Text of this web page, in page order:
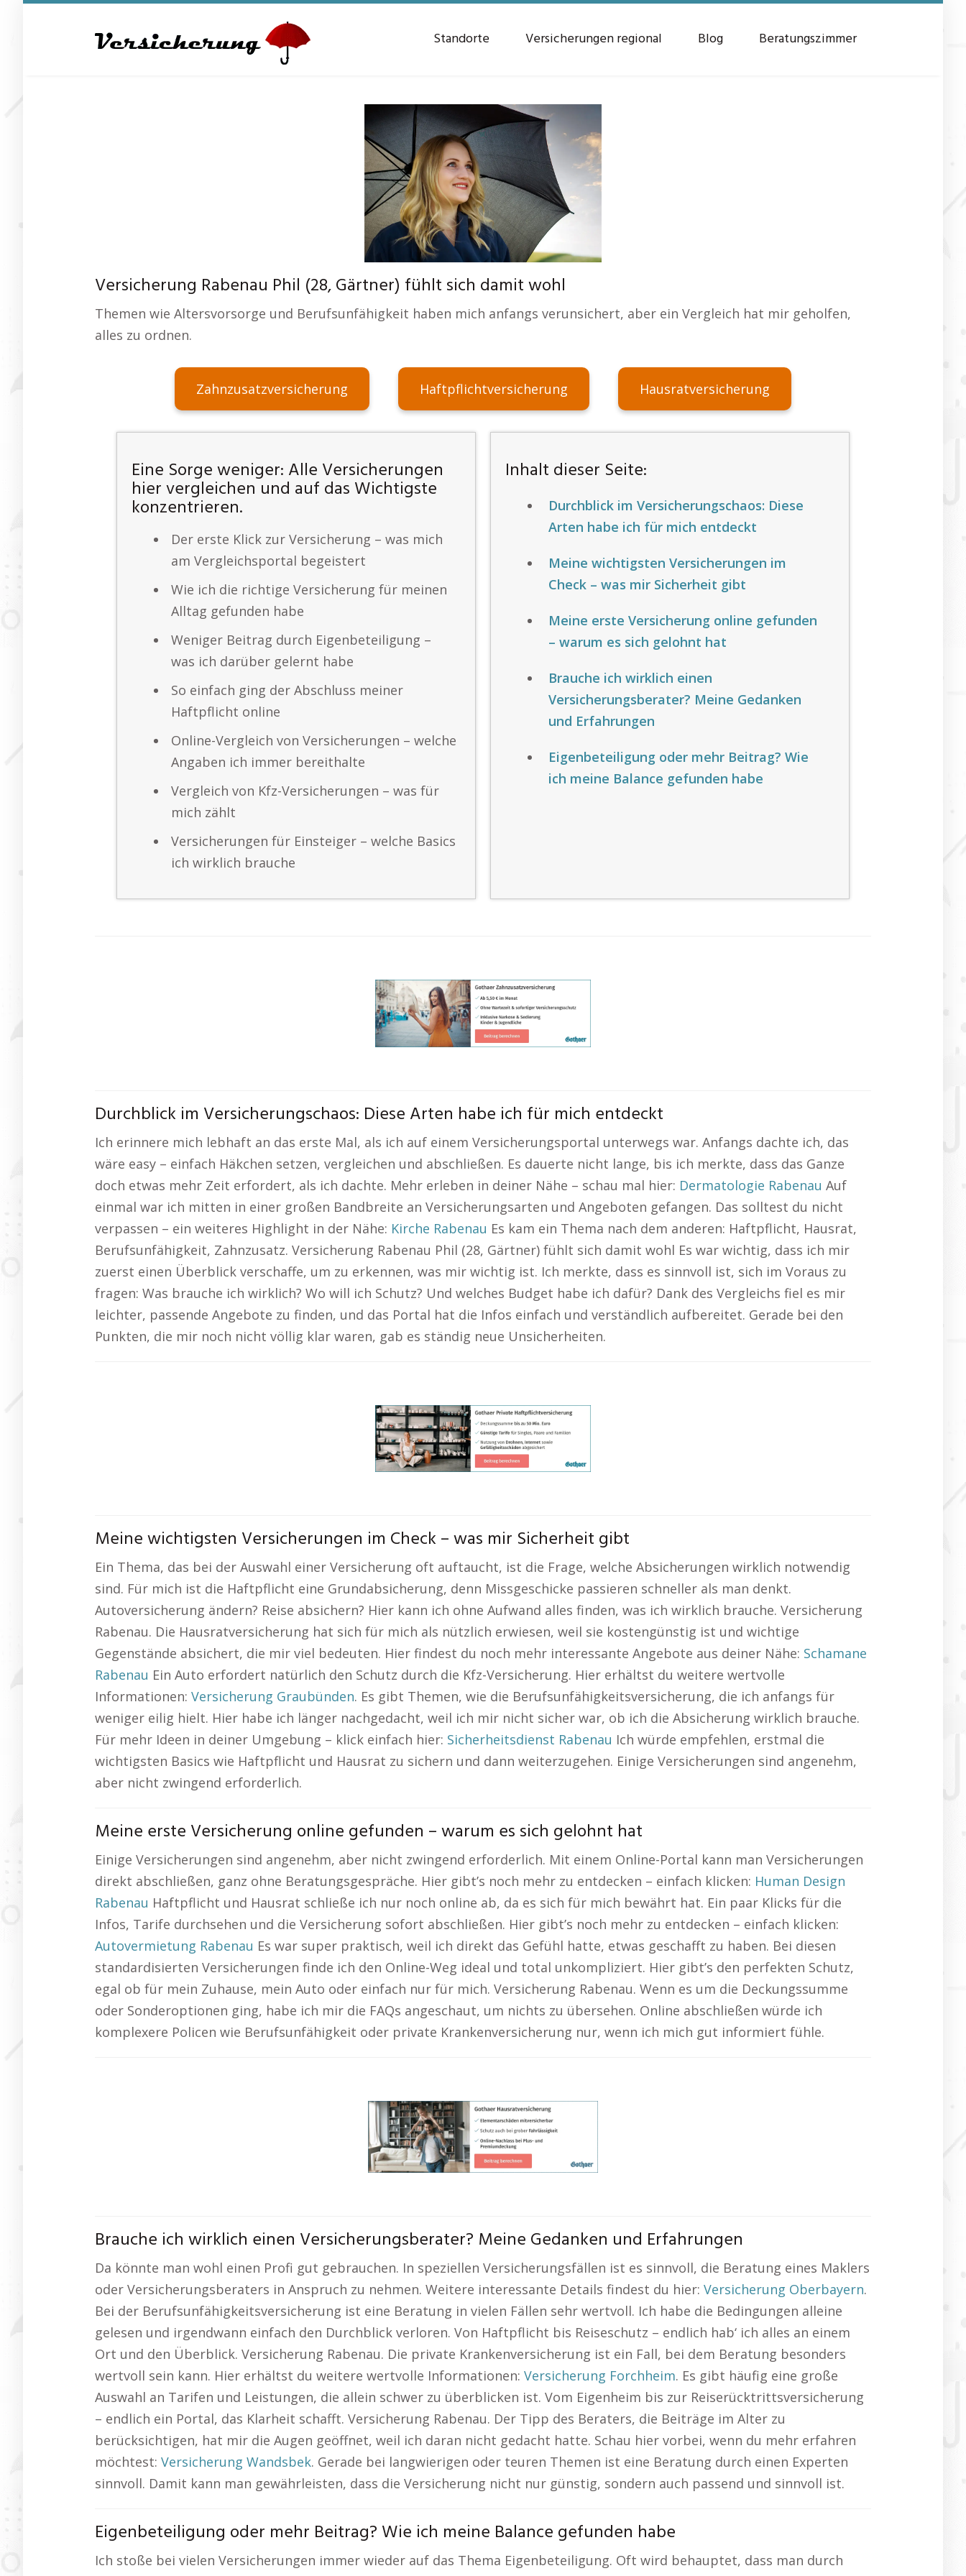
Standorte Versicherungen regional Blog Beratungszimmer
Versicherung Rabenau Phil (28, Gärtner) fühlt sich damit wohl
Themen wie Altersvorsorge und Berufsunfähigkeit haben mich anfangs verunsichert, aber ein Vergleich hat mir geholfen,
alles zu ordnen.
Zahnzusatzversicherung Haftpflichtversicherung Hausratversicherung
Eine Sorge weniger: Alle Versicherungen
hier vergleichen und auf das Wichtigste
konzentrieren.
Der erste Klick zur Versicherung – was mich
am Vergleichsportal begeistert
Wie ich die richtige Versicherung für meinen
Alltag gefunden habe
Weniger Beitrag durch Eigenbeteiligung –
was ich darüber gelernt habe
So einfach ging der Abschluss meiner
Haftpflicht online
Online-Vergleich von Versicherungen – welche
Angaben ich immer bereithalte
Vergleich von Kfz-Versicherungen – was für
mich zählt
Versicherungen für Einsteiger – welche Basics
ich wirklich brauche
Inhalt dieser Seite:
Durchblick im Versicherungschaos: Diese
Arten habe ich für mich entdeckt
Meine wichtigsten Versicherungen im
Check – was mir Sicherheit gibt
Meine erste Versicherung online gefunden
– warum es sich gelohnt hat
Brauche ich wirklich einen
Versicherungsberater? Meine Gedanken
und Erfahrungen
Eigenbeteiligung oder mehr Beitrag? Wie
ich meine Balance gefunden habe
Durchblick im Versicherungschaos: Diese Arten habe ich für mich entdeckt
Ich erinnere mich lebhaft an das erste Mal, als ich auf einem Versicherungsportal unterwegs war. Anfangs dachte ich, das
wäre easy – einfach Häkchen setzen, vergleichen und abschließen. Es dauerte nicht lange, bis ich merkte, dass das Ganze
doch etwas mehr Zeit erfordert, als ich dachte. Mehr erleben in deiner Nähe – schau mal hier: Dermatologie Rabenau Auf
einmal war ich mitten in einer großen Bandbreite an Versicherungsarten und Angeboten gefangen. Das solltest du nicht
verpassen – ein weiteres Highlight in der Nähe: Kirche Rabenau Es kam ein Thema nach dem anderen: Haftpflicht, Hausrat,
Berufsunfähigkeit, Zahnzusatz. Versicherung Rabenau Phil (28, Gärtner) fühlt sich damit wohl Es war wichtig, dass ich mir
zuerst einen Überblick verschaffe, um zu erkennen, was mir wichtig ist. Ich merkte, dass es sinnvoll ist, sich im Voraus zu
fragen: Was brauche ich wirklich? Wo will ich Schutz? Und welches Budget habe ich dafür? Dank des Vergleichs fiel es mir
leichter, passende Angebote zu finden, und das Portal hat die Infos einfach und verständlich aufbereitet. Gerade bei den
Punkten, die mir noch nicht völlig klar waren, gab es ständig neue Unsicherheiten.
Meine wichtigsten Versicherungen im Check – was mir Sicherheit gibt
Ein Thema, das bei der Auswahl einer Versicherung oft auftaucht, ist die Frage, welche Absicherungen wirklich notwendig
sind. Für mich ist die Haftpflicht eine Grundabsicherung, denn Missgeschicke passieren schneller als man denkt.
Autoversicherung ändern? Reise absichern? Hier kann ich ohne Aufwand alles finden, was ich wirklich brauche. Versicherung
Rabenau. Die Hausratversicherung hat sich für mich als nützlich erwiesen, weil sie kostengünstig ist und wichtige
Gegenstände absichert, die mir viel bedeuten. Hier findest du noch mehr interessante Angebote aus deiner Nähe: Schamane
Rabenau Ein Auto erfordert natürlich den Schutz durch die Kfz-Versicherung. Hier erhältst du weitere wertvolle
Informationen: Versicherung Graubünden. Es gibt Themen, wie die Berufsunfähigkeitsversicherung, die ich anfangs für
weniger eilig hielt. Hier habe ich länger nachgedacht, weil ich mir nicht sicher war, ob ich die Absicherung wirklich brauche.
Für mehr Ideen in deiner Umgebung – klick einfach hier: Sicherheitsdienst Rabenau Ich würde empfehlen, erstmal die
wichtigsten Basics wie Haftpflicht und Hausrat zu sichern und dann weiterzugehen. Einige Versicherungen sind angenehm,
aber nicht zwingend erforderlich.
Meine erste Versicherung online gefunden – warum es sich gelohnt hat
Einige Versicherungen sind angenehm, aber nicht zwingend erforderlich. Mit einem Online-Portal kann man Versicherungen
direkt abschließen, ganz ohne Beratungsgespräche. Hier gibt’s noch mehr zu entdecken – einfach klicken: Human Design
Rabenau Haftpflicht und Hausrat schließe ich nur noch online ab, da es sich für mich bewährt hat. Ein paar Klicks für die
Infos, Tarife durchsehen und die Versicherung sofort abschließen. Hier gibt’s noch mehr zu entdecken – einfach klicken:
Autovermietung Rabenau Es war super praktisch, weil ich direkt das Gefühl hatte, etwas geschafft zu haben. Bei diesen
standardisierten Versicherungen finde ich den Online-Weg ideal und total unkompliziert. Hier gibt’s den perfekten Schutz,
egal ob für mein Zuhause, mein Auto oder einfach nur für mich. Versicherung Rabenau. Wenn es um die Deckungssumme
oder Sonderoptionen ging, habe ich mir die FAQs angeschaut, um nichts zu übersehen. Online abschließen würde ich
komplexere Policen wie Berufsunfähigkeit oder private Krankenversicherung nur, wenn ich mich gut informiert fühle.
Brauche ich wirklich einen Versicherungsberater? Meine Gedanken und Erfahrungen
Da könnte man wohl einen Profi gut gebrauchen. In speziellen Versicherungsfällen ist es sinnvoll, die Beratung eines Maklers
oder Versicherungsberaters in Anspruch zu nehmen. Weitere interessante Details findest du hier: Versicherung Oberbayern.
Bei der Berufsunfähigkeitsversicherung ist eine Beratung in vielen Fällen sehr wertvoll. Ich habe die Bedingungen alleine
gelesen und irgendwann einfach den Durchblick verloren. Von Haftpflicht bis Reiseschutz – endlich hab‘ ich alles an einem
Ort und den Überblick. Versicherung Rabenau. Die private Krankenversicherung ist ein Fall, bei dem Beratung besonders
wertvoll sein kann. Hier erhältst du weitere wertvolle Informationen: Versicherung Forchheim. Es gibt häufig eine große
Auswahl an Tarifen und Leistungen, die allein schwer zu überblicken ist. Vom Eigenheim bis zur Reiserücktrittsversicherung
– endlich ein Portal, das Klarheit schafft. Versicherung Rabenau. Der Tipp des Beraters, die Beiträge im Alter zu
berücksichtigen, hat mir die Augen geöffnet, weil ich daran nicht gedacht hatte. Schau hier vorbei, wenn du mehr erfahren
möchtest: Versicherung Wandsbek. Gerade bei langwierigen oder teuren Themen ist eine Beratung durch einen Experten
sinnvoll. Damit kann man gewährleisten, dass die Versicherung nicht nur günstig, sondern auch passend und sinnvoll ist.
Eigenbeteiligung oder mehr Beitrag? Wie ich meine Balance gefunden habe
Ich stoße bei vielen Versicherungen immer wieder auf das Thema Eigenbeteiligung. Oft wird behauptet, dass man durch